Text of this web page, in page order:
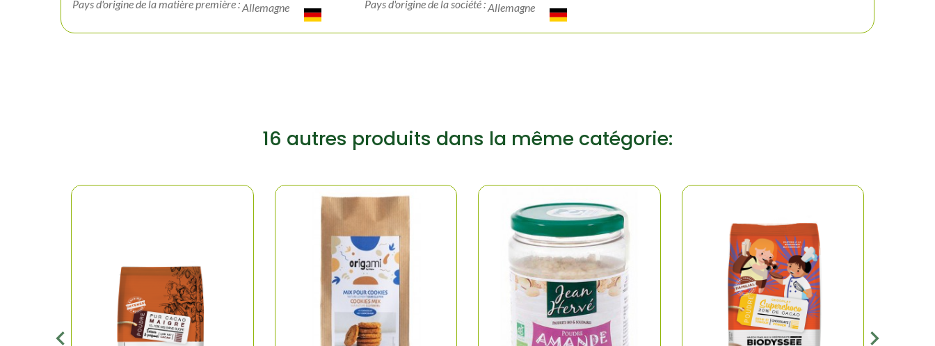
Pays d'origine de la matière première :Allemagne Pays d'origine de la société :Allemagne
16 autres produits dans la même catégorie: